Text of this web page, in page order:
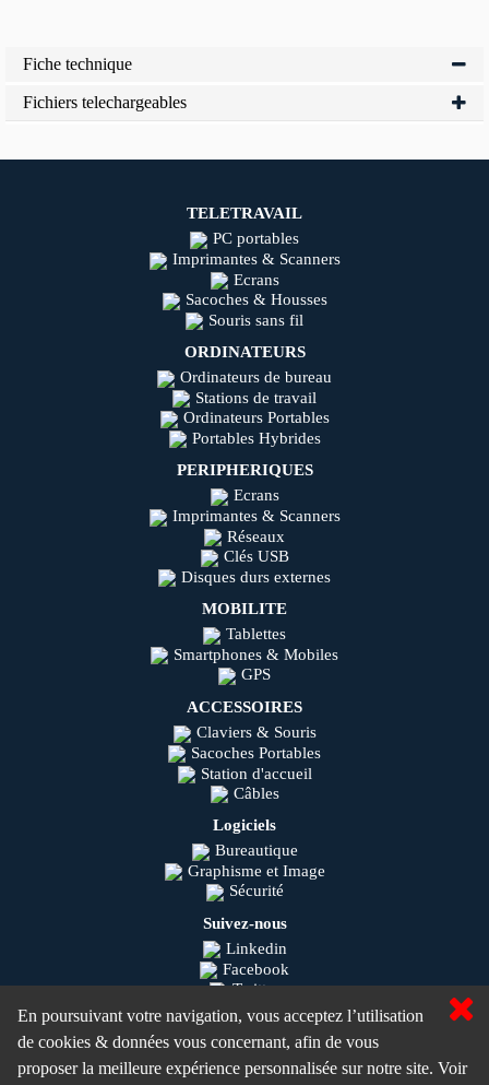
En poursuivant votre navigation, vous acceptez l’utilisation
de cookies & données vous concernant, afin de vous
proposer la meilleure expérience personnalisée sur notre site. Voir
Fiche technique
Fichiers telechargeables
TELETRAVAIL
PC portables
Imprimantes & Scanners
Ecrans
Sacoches & Housses
Souris sans fil
ORDINATEURS
Ordinateurs de bureau
Stations de travail
Ordinateurs Portables
Portables Hybrides
PERIPHERIQUES
Ecrans
Imprimantes & Scanners
Réseaux
Clés USB
Disques durs externes
MOBILITE
Tablettes
Smartphones & Mobiles
GPS
ACCESSOIRES
Claviers & Souris
Sacoches Portables
Station d'accueil
Câbles
Logiciels
Bureautique
Graphisme et Image
Sécurité
Suivez-nous
Linkedin
Facebook
Twitter
Youtube
Instagram
Olisys © 2020